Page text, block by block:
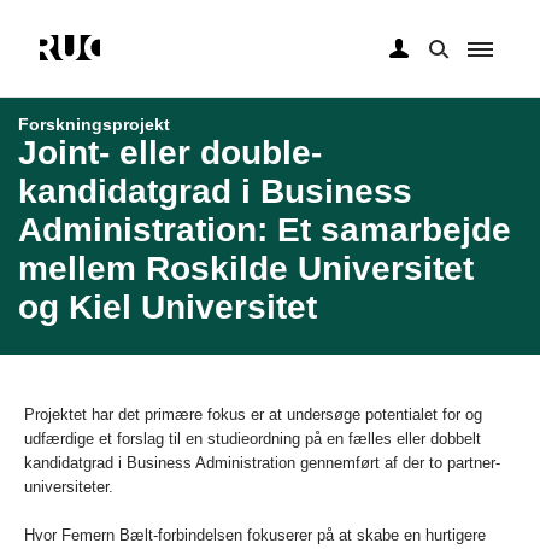
hovedindhold
Forskningsprojekt
Joint- eller double-
kandidatgrad i Business
Administration: Et samarbejde
mellem Roskilde Universitet
og Kiel Universitet
Projektet har det primære fokus er at undersøge potentialet for og
udfærdige et forslag til en studieordning på en fælles eller dobbelt
kandidatgrad i Business Administration gennemført af der to partner-
universiteter.
Hvor Femern Bælt-forbindelsen fokuserer på at skabe en hurtigere